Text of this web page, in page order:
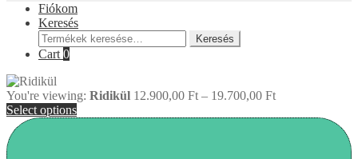
Fiókom
Keresés
Keresés
a
következőre:
Keresés
Cart 0
You're viewing: Ridikül 12.900,00 Ft – 19.700,00 Ft
Select options